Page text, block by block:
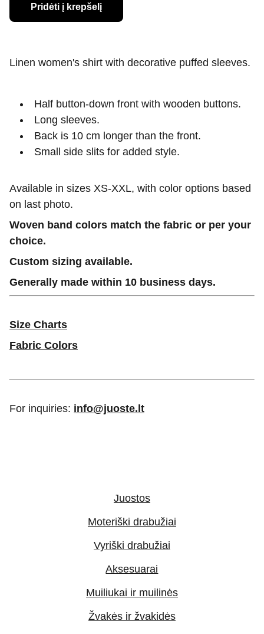
Pridėti į krepšelį
Linen women's shirt with decorative puffed sleeves.
Half button-down front with wooden buttons.
Long sleeves.
Back is 10 cm longer than the front.
Small side slits for added style.
Available in sizes XS-XXL, with color options based
on last photo.
Woven band colors match the fabric or per your
choice.
Custom sizing available.
Generally made within 10 business days.
Size Charts
Fabric Colors
For inquiries: info@juoste.lt
Moteriški drabužiai
Vyriški drabužiai
Aksesuarai
Muiliukai ir muilinės
Žvakės ir žvakidės
Juostos